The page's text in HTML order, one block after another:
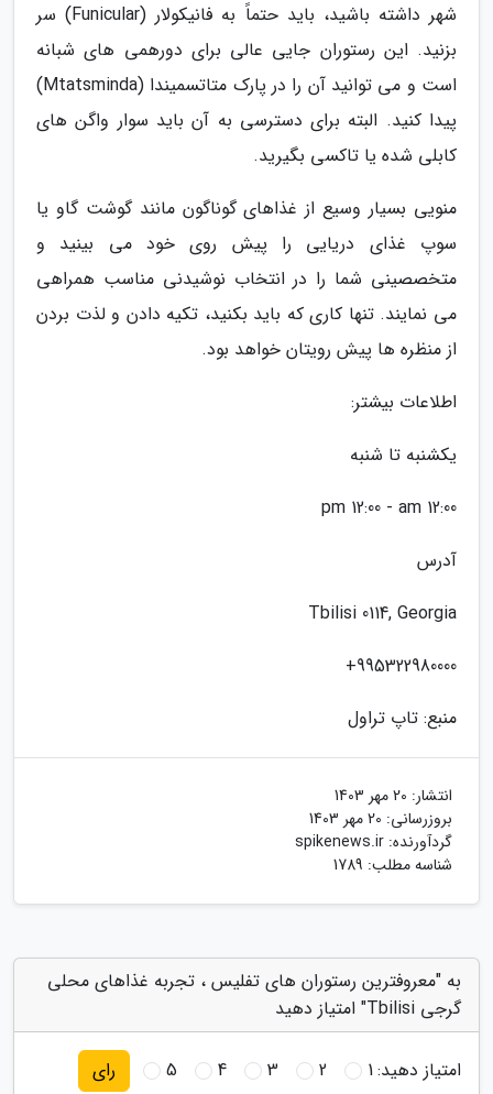
شهر داشته باشید، باید حتماً به فانیکولار (Funicular) سر
بزنید. این رستوران جایی عالی برای دورهمی های شبانه
است و می توانید آن را در پارک متاتسمیندا (Mtatsminda)
پیدا کنید. البته برای دسترسی به آن باید سوار واگن های
کابلی شده یا تاکسی بگیرید.
منویی بسیار وسیع از غذاهای گوناگون مانند گوشت گاو یا
سوپ غذای دریایی را پیش روی خود می بینید و
متخصصینی شما را در انتخاب نوشیدنی مناسب همراهی
می نمایند. تنها کاری که باید بکنید، تکیه دادن و لذت بردن
از منظره ها پیش رویتان خواهد بود.
اطلاعات بیشتر:
یکشنبه تا شنبه
12:00 pm 12:00 - am
آدرس
Tbilisi 0114, Georgia
995322980000+
منبع: تاپ تراول
انتشار: 20 مهر 1403
بروزرسانی: 20 مهر 1403
گردآورنده: spikenews.ir
شناسه مطلب: 1789
به "معروفترین رستوران های تفلیس ، تجربه غذاهای محلی
گرجی Tbilisi" امتیاز دهید
امتیاز دهید:1
2
3
4
5 رای